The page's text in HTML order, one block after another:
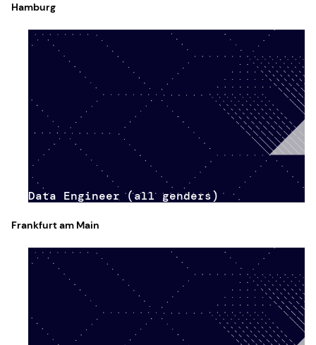
Hamburg
Data Engineer (all genders)
Frankfurt am Main